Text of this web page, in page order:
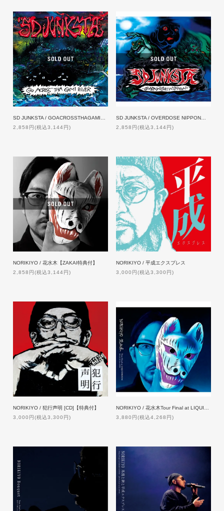
2,858円(税込3,144円)
2,858円(税込3,144円)
NORIKIYO / 花水木【ZAKAI特典付】
2,858円(税込3,144円)
NORIKIYO / 平成エクスプレス
3,000円(税込3,300円)
NORIKIYO / 犯行声明 [CD]【特典付】
3,000円(税込3,300円)
3,880円(税込4,268円)